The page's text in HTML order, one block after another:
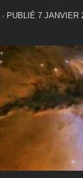
· PUBLIÉ 7 JANVIER